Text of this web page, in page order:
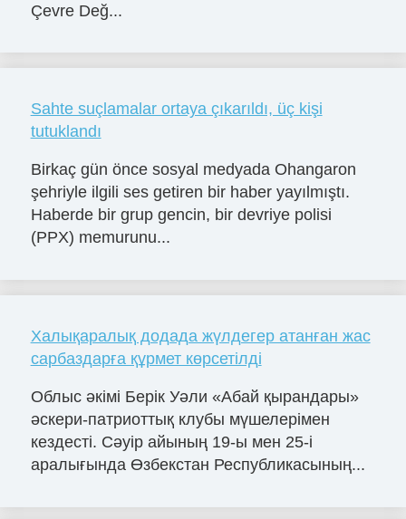
Çevre Değ...
Sahte suçlamalar ortaya çıkarıldı, üç kişi
tutuklandı
Birkaç gün önce sosyal medyada Ohangaron
şehriyle ilgili ses getiren bir haber yayılmıştı.
Haberde bir grup gencin, bir devriye polisi
(PPX) memurunu...
Халықаралық додада жүлдегер атанған жас
сарбаздарға құрмет көрсетілді
Облыс әкімі Берік Уәли «Абай қырандары»
әскери-патриоттық клубы мүшелерімен
кездесті. Сәуір айының 19-ы мен 25-і
аралығында Өзбекстан Республикасының...